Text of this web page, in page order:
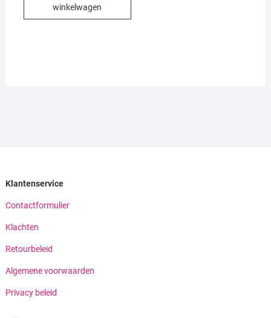
winkelwagen
Klantenservice
Contactformulier
Klachten
Retourbeleid
Algemene voorwaarden
Privacy beleid